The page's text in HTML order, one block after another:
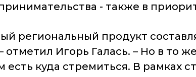
- также в
региональный продукт
Игорь Галась. – Но в то
куда стремиться. В рамках